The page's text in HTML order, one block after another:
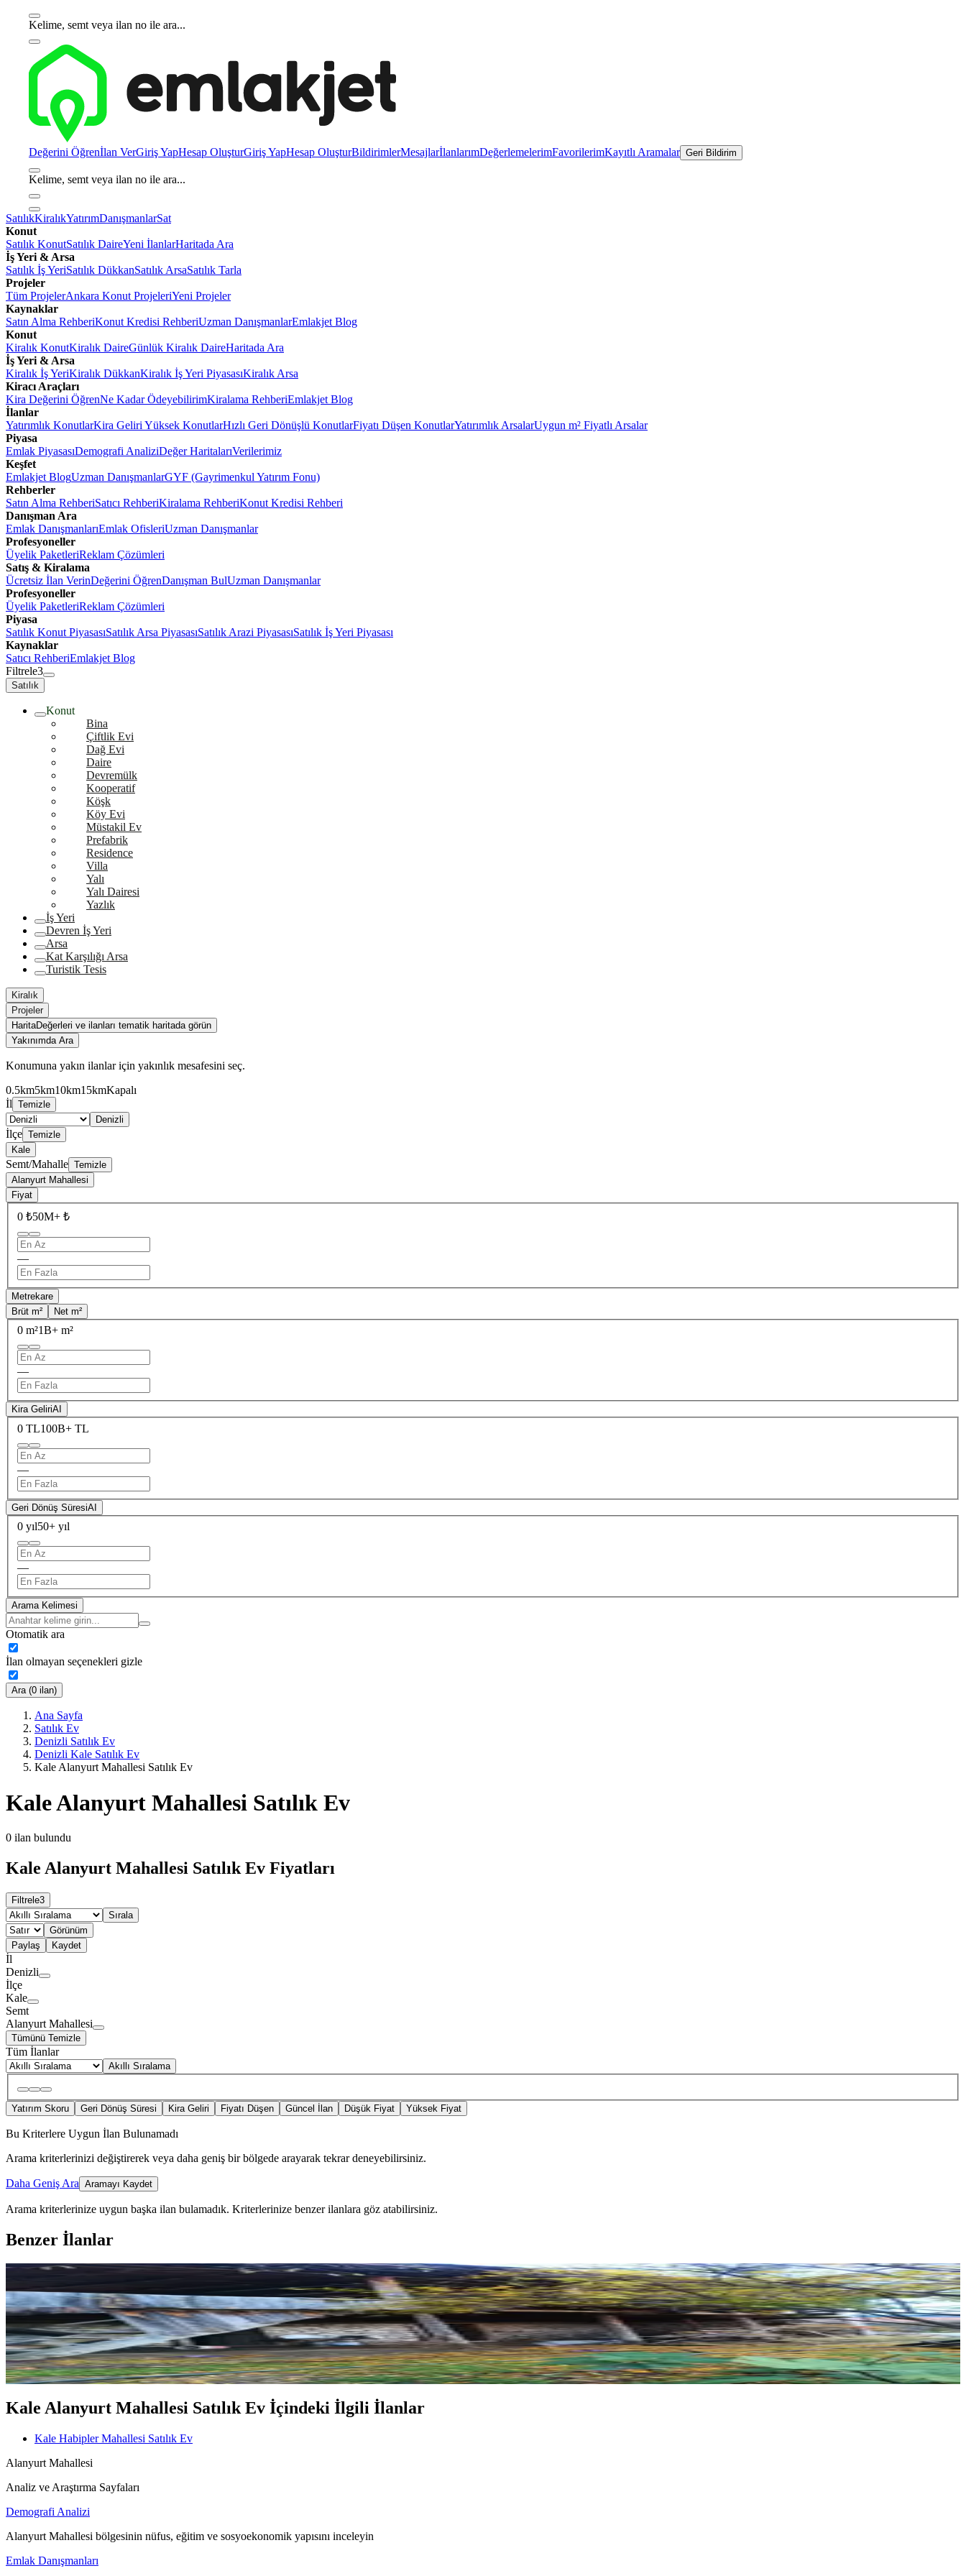
Kelime, semt veya ilan no ile ara...
Değerini Öğrenİlan VerGiriş YapHesap OluşturGiriş YapHesap OluşturBildirimlerMesajlarİlanlarımDeğerlemelerimFavorilerimKayıtlı Aramalar Geri Bildirim
Kelime, semt veya ilan no ile ara...
SatılıkKiralıkYatırımDanışmanlarSat
Konut
Satılık KonutSatılık DaireYeni İlanlarHaritada Ara
İş Yeri & Arsa
Satılık İş YeriSatılık DükkanSatılık ArsaSatılık Tarla
Projeler
Tüm ProjelerAnkara Konut ProjeleriYeni Projeler
Kaynaklar
Satın Alma RehberiKonut Kredisi RehberiUzman DanışmanlarEmlakjet Blog
Konut
Kiralık KonutKiralık DaireGünlük Kiralık DaireHaritada Ara
İş Yeri & Arsa
Kiralık İş YeriKiralık DükkanKiralık İş Yeri PiyasasıKiralık Arsa
Kiracı Araçları
Kira Değerini ÖğrenNe Kadar ÖdeyebilirimKiralama RehberiEmlakjet Blog
İlanlar
Yatırımlık KonutlarKira Geliri Yüksek KonutlarHızlı Geri Dönüşlü KonutlarFiyatı Düşen KonutlarYatırımlık ArsalarUygun m² Fiyatlı Arsalar
Piyasa
Emlak PiyasasıDemografi AnaliziDeğer HaritalarıVerilerimiz
Keşfet
Emlakjet BlogUzman DanışmanlarGYF (Gayrimenkul Yatırım Fonu)
Rehberler
Satın Alma RehberiSatıcı RehberiKiralama RehberiKonut Kredisi Rehberi
Danışman Ara
Emlak DanışmanlarıEmlak OfisleriUzman Danışmanlar
Profesyoneller
Üyelik PaketleriReklam Çözümleri
Satış & Kiralama
Ücretsiz İlan VerinDeğerini ÖğrenDanışman BulUzman Danışmanlar
Profesyoneller
Üyelik PaketleriReklam Çözümleri
Piyasa
Satılık Konut PiyasasıSatılık Arsa PiyasasıSatılık Arazi PiyasasıSatılık İş Yeri Piyasası
Kaynaklar
Satıcı RehberiEmlakjet Blog
Filtrele3
Satılık
Konut
Bina
Çiftlik Evi
Dağ Evi
Daire
Devremülk
Kooperatif
Köşk
Köy Evi
Müstakil Ev
Prefabrik
Residence
Villa
Yalı
Yalı Dairesi
Yazlık
İş Yeri
Devren İş Yeri
Arsa
Kat Karşılığı Arsa
Turistik Tesis
Kiralık
Projeler
HaritaDeğerleri ve ilanları tematik haritada görün
Yakınımda Ara
Konumuna yakın ilanlar için yakınlık mesafesini seç.
0.5km5km10km15kmKapalı
İl Temizle
Denizli
İlçe Temizle
Kale
Semt/Mahalle Temizle
Alanyurt Mahallesi
Fiyat
0 ₺50M+ ₺
—
Metrekare
Brüt m²
Net m²
0 m²1B+ m²
—
Kira GeliriAI
0 TL100B+ TL
—
Geri Dönüş SüresiAI
0 yıl50+ yıl
—
Arama Kelimesi
Otomatik ara
İlan olmayan seçenekleri gizle
Ara (0 ilan)
Ana Sayfa
Satılık Ev
Denizli Satılık Ev
Denizli Kale Satılık Ev
Kale Alanyurt Mahallesi Satılık Ev
Kale Alanyurt Mahallesi Satılık Ev
0 ilan bulundu
Kale Alanyurt Mahallesi Satılık Ev Fiyatları
Filtrele3
Sırala
Görünüm
Paylaş
Kaydet
İl
Denizli
İlçe
Kale
Semt
Alanyurt Mahallesi
Tümünü Temizle
Tüm İlanlar
Akıllı Sıralama
Yatırım Skoru Geri Dönüş Süresi Kira Geliri Fiyatı Düşen Güncel İlan Düşük Fiyat Yüksek Fiyat
Bu Kriterlere Uygun İlan Bulunamadı
Arama kriterlerinizi değiştirerek veya daha geniş bir bölgede arayarak tekrar deneyebilirsiniz.
Daha Geniş Ara Aramayı Kaydet
Arama kriterlerinize uygun başka ilan bulamadık. Kriterlerinize benzer ilanlara göz atabilirsiniz.
Benzer İlanlar
% 23
Nora'dan Kale'de 2512 M
Kale, Habipler Mahallesi
2+2·2514 m²·15.12.2025
2.550.000 ₺3.300.000 ₺
NORA GROUP GAYRİMENKULOktay Arikan
Ara
Kale Alanyurt Mahallesi Satılık Ev İçindeki İlgili İlanlar
Kale Habipler Mahallesi Satılık Ev
Alanyurt Mahallesi
Analiz ve Araştırma Sayfaları
Demografi Analizi
Alanyurt Mahallesi bölgesinin nüfus, eğitim ve sosyoekonomik yapısını inceleyin
Emlak Danışmanları